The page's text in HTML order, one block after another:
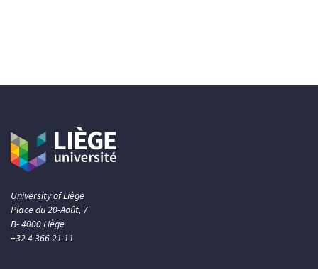
University of Liège
Place du 20-Août, 7
B- 4000 Liège
+32 4 366 21 11